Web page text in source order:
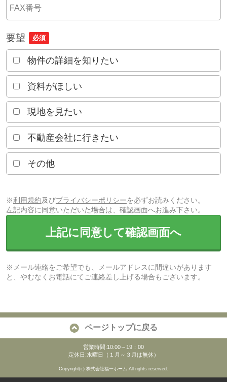
要望 必須
物件の詳細を知りたい
資料がほしい
現地を見たい
不動産会社に行きたい
その他
※利用規約及びプライバシーポリシーを必ずお読みください。
左記内容に同意いただいた場合は、確認画面へお進み下さい。
上記に同意して確認画面へ
※メール連絡をご希望でも、メールアドレスに間違いがあります
と、やむなくお電話にてご連絡差し上げる場合もございます。
ページトップに戻る
営業時間:10:00～19：00
定休日:水曜日（１月～３月は無休）
Copyright(c) 株式会社福一ホーム All rights reserved.